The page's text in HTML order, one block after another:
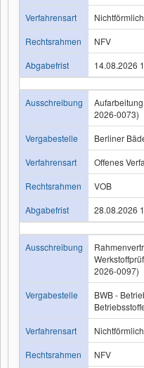
Verfahrensart
Rechtsrahmen
NFV
Abgabefrist
14.08.2026
Ausschreibung
2026-0073)
Vergabestelle
Berliner
Verfahrensart
Offenes
Rechtsrahmen
VOB
Abgabefrist
28.08.2026
Ausschreibung
2026-0097)
Vergabestelle
BWB -
Verfahrensart
Rechtsrahmen
NFV